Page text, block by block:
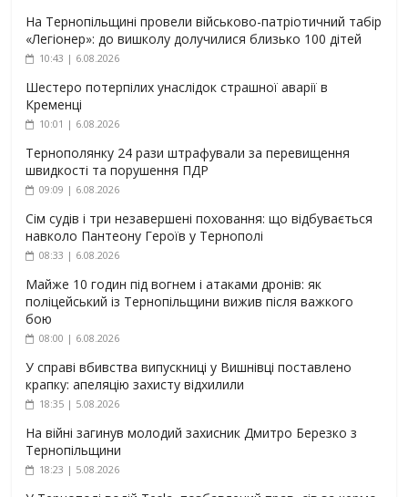
На Тернопільщині провели військово-патріотичний табір
«Легіонер»: до вишколу долучилися близько 100 дітей
10:43 | 6.08.2026
Шестеро потерпілих унаслідок страшної аварії в
Кременці
10:01 | 6.08.2026
Тернополянку 24 рази штрафували за перевищення
швидкості та порушення ПДР
09:09 | 6.08.2026
Сім судів і три незавершені поховання: що відбувається
навколо Пантеону Героїв у Тернополі
08:33 | 6.08.2026
Майже 10 годин під вогнем і атаками дронів: як
поліцейський із Тернопільщини вижив після важкого
бою
08:00 | 6.08.2026
У справі вбивства випускниці у Вишнівці поставлено
крапку: апеляцію захисту відхилили
18:35 | 5.08.2026
На війні загинув молодий захисник Дмитро Березко з
Тернопільщини
18:23 | 5.08.2026